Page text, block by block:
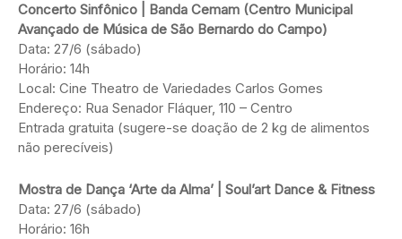
Concerto Sinfônico | Banda Cemam (Centro Municipal
Avançado de Música de São Bernardo do Campo)
Data: 27/6 (sábado)
Horário: 14h
Local: Cine Theatro de Variedades Carlos Gomes
Endereço: Rua Senador Fláquer, 110 – Centro
Entrada gratuita (sugere-se doação de 2 kg de alimentos
não perecíveis)
Mostra de Dança ‘Arte da Alma’ | Soul’art Dance & Fitness
Data: 27/6 (sábado)
Horário: 16h